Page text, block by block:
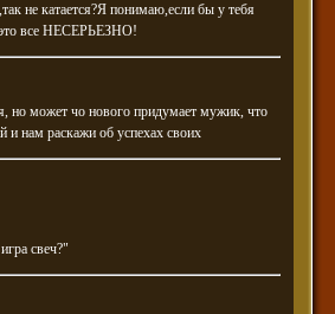
не катается?Я понимаю,если бы у тебя
это все НЕСЕРЬЕЗНО!
но может чо нового придумает мужик, что
и нам раскажи об успехах своих
свеч?"